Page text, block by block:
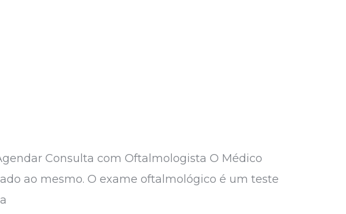
Consulta com Oftalmologista O Médico
ao mesmo. O exame oftalmológico é um teste